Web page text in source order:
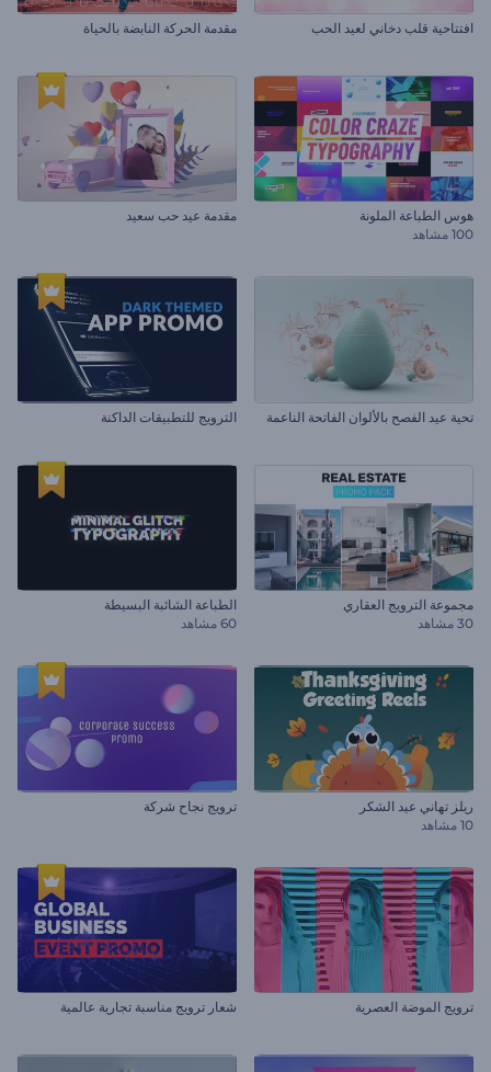
افتتاحية قلب دخاني لعيد الحب مقدمة الحركة النابضة بالحياة
هوس الطباعة الملونة
100 مشاهد
مقدمة عيد حب سعيد
تحية عيد الفصح بالألوان الفاتحة الناعمة الترويج للتطبيقات الداكنة
مجموعة الترويج العقاري
30 مشاهد
الطباعة الشائبة البسيطة
60 مشاهد
ريلز تهاني عيد الشكر
10 مشاهد
ترويج نجاح شركة
ترويج الموضة العصرية شعار ترويج مناسبة تجارية عالمية